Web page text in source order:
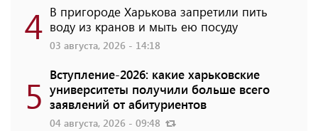
4 В пригороде Харькова запретили пить
воду из кранов и мыть ею посуду
03 августа, 2026 - 14:18
5 Вступление-2026: какие харьковские
университеты получили больше всего
заявлений от абитуриентов
04 августа, 2026 - 09:48